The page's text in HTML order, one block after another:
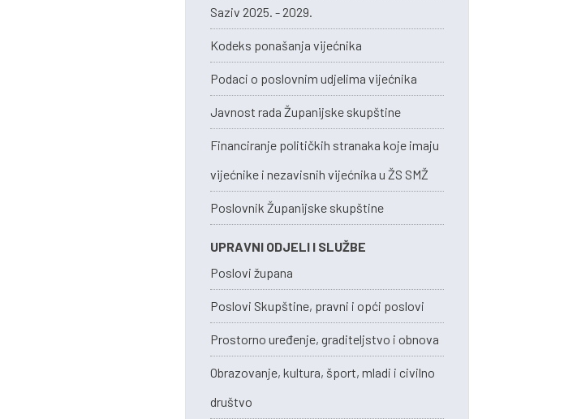
Saziv 2025. - 2029.
Kodeks ponašanja vijećnika
Podaci o poslovnim udjelima vijećnika
Javnost rada Županijske skupštine
Financiranje političkih stranaka koje imaju
vijećnike i nezavisnih vijećnika u ŽS SMŽ
Poslovnik Županijske skupštine
UPRAVNI ODJELI I SLUŽBE
Poslovi župana
Poslovi Skupštine, pravni i opći poslovi
Prostorno uređenje, graditeljstvo i obnova
Obrazovanje, kultura, šport, mladi i civilno
društvo